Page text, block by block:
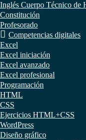
Inglés Cuerpo Técnico de
Constitución
Profesorado
Competencias digitales
Excel
Excel iniciación
Excel avanzado
Excel profesional
Programación
HTML
CSS
Ejercicios HTML+CSS
WordPress
Diseño gráfico